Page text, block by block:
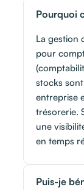
Pourquoi
La gestion
pour
stocks
entreprise
trésorerie.
une
en temps
Puis-je